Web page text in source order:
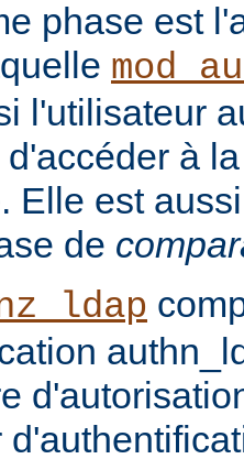
phase est
l'utilisateur
à
Elle est
de